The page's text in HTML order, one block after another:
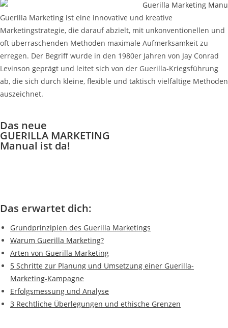
Guerilla Marketing ist eine innovative und kreative
Marketingstrategie, die darauf abzielt, mit unkonventionellen und
oft überraschenden Methoden maximale Aufmerksamkeit zu
erregen. Der Begriff wurde in den 1980er Jahren von Jay Conrad
Levinson geprägt und leitet sich von der Guerilla-Kriegsführung
ab, die sich durch kleine, flexible und taktisch vielfältige Methoden
auszeichnet.
Das neue
GUERILLA MARKETING
Manual ist da!
Das erwartet dich:
Grundprinzipien des Guerilla Marketings
Warum Guerilla Marketing?
Arten von Guerilla Marketing
5 Schritte zur Planung und Umsetzung einer Guerilla-
Marketing-Kampagne
Erfolgsmessung und Analyse
3 Rechtliche Überlegungen und ethische Grenzen